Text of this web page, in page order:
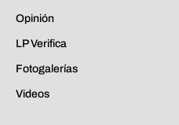
Opinión
LP Verifica
Fotogalerías
Videos